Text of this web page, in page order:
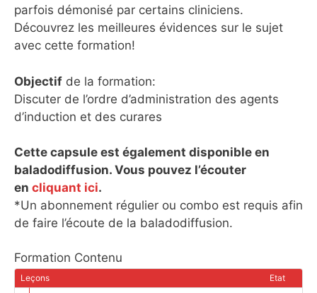
parfois démonisé par certains cliniciens.
Découvrez les meilleures évidences sur le sujet
avec cette formation!
Objectif de la formation:
Discuter de l’ordre d’administration des agents
d’induction et des curares
Cette capsule est également disponible en
baladodiffusion. Vous pouvez l’écouter
en cliquant ici.
*Un abonnement régulier ou combo est requis afin
de faire l’écoute de la baladodiffusion.
Formation Contenu
Leçons Etat